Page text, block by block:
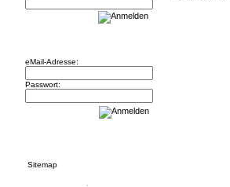
eMail-Adresse:
Passwort:
Sitemap